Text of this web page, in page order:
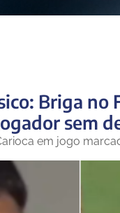
Briga
sem
em jogo